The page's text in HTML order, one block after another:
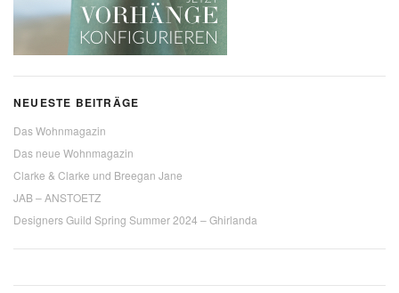
NEUESTE BEITRÄGE
Das Wohnmagazin
Das neue Wohnmagazin
Clarke & Clarke und Breegan Jane
JAB – ANSTOETZ
Designers Guild Spring Summer 2024 – Ghirlanda